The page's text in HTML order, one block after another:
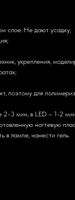
слое. Не дают усадку;
укрепления,
поэтому для
2-3 мин, в LED – 1-2
ногтевую
в лампе, нанести гель.